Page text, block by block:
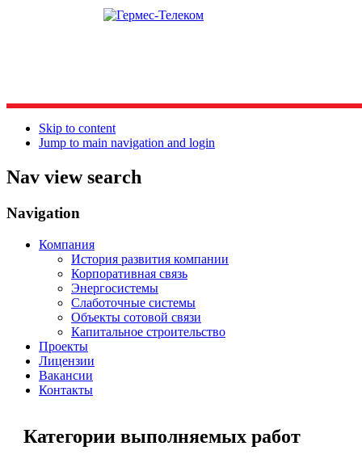
Skip to content
Jump to main navigation and login
Nav view search
Navigation
Компания
История развития компании
Корпоративная связь
Энергосистемы
Слаботочные системы
Объекты сотовой связи
Капитальное строительство
Проекты
Лицензии
Вакансии
Контакты
Категории выполняемых работ